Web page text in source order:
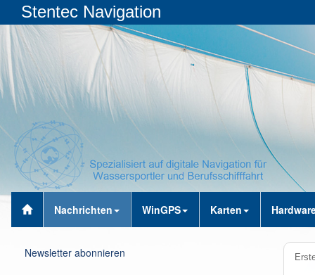
Stentec Navigation
Nachrichten WinGPS Karten
Newsletter abonnieren